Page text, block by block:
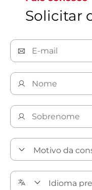
Solicitar